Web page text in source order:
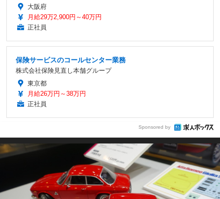
大阪府
月給29万2,900円～40万円
正社員
保険サービスのコールセンター業務
株式会社保険見直し本舗グループ
東京都
月給26万円～38万円
正社員
Sponsored by